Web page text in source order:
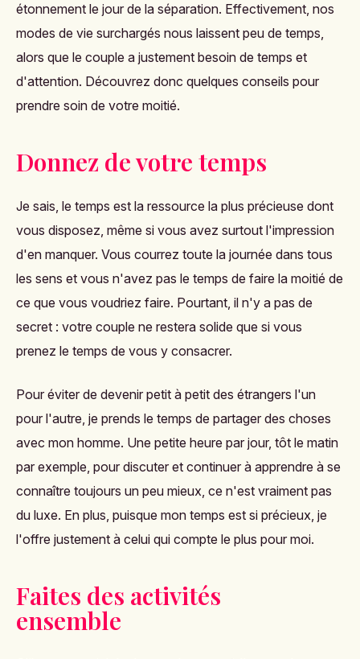
étonnement le jour de la séparation. Effectivement, nos
modes de vie surchargés nous laissent peu de temps,
alors que le couple a justement besoin de temps et
d'attention. Découvrez donc quelques conseils pour
prendre soin de votre moitié.
Donnez de votre temps
Je sais, le temps est la ressource la plus précieuse dont
vous disposez, même si vous avez surtout l'impression
d'en manquer. Vous courrez toute la journée dans tous
les sens et vous n'avez pas le temps de faire la moitié de
ce que vous voudriez faire. Pourtant, il n'y a pas de
secret : votre couple ne restera solide que si vous
prenez le temps de vous y consacrer.
Pour éviter de devenir petit à petit des étrangers l'un
pour l'autre, je prends le temps de partager des choses
avec mon homme. Une petite heure par jour, tôt le matin
par exemple, pour discuter et continuer à apprendre à se
connaître toujours un peu mieux, ce n'est vraiment pas
du luxe. En plus, puisque mon temps est si précieux, je
l'offre justement à celui qui compte le plus pour moi.
Faites des activités
ensemble